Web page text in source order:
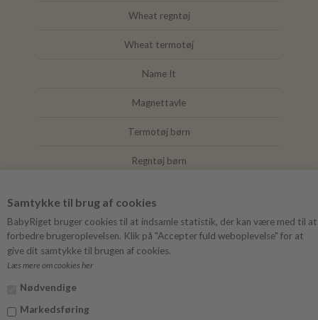
Samtykke til brug af cookies
BabyRiget bruger cookies til at indsamle statistik, der kan være med til at
forbedre brugeroplevelsen. Klik på "Accepter fuld weboplevelse" for at
give dit samtykke til brugen af cookies.
Læs mere om cookies her
Nødvendige
Markedsføring
Wheat regntøj
Wheat termotøj
Name It
Magnettavle
Termotøj børn
Regntøj børn
Mushie